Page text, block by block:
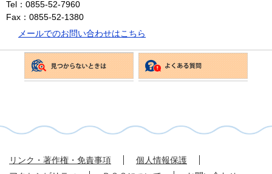
Tel：0855-52-7960
Fax：0855-52-1380
メールでのお問い合わせはこちら
リンク・著作権・免責事項
個人情報保護